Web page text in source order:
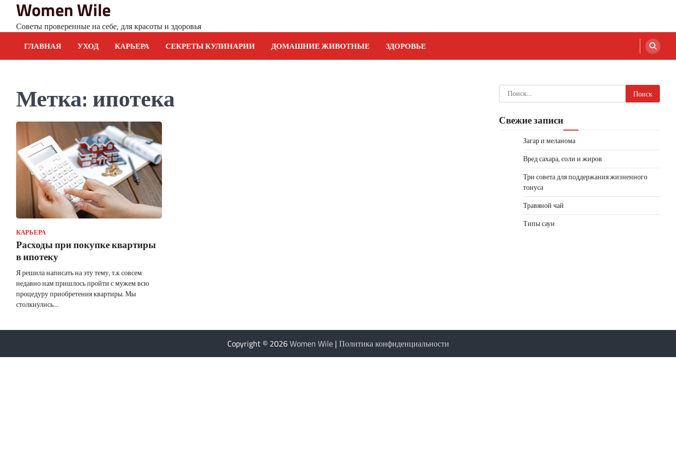
content
Women Wile
Советы проверенные на себе, для красоты и здоровья
ГЛАВНАЯ УХОД КАРЬЕРА СЕКРЕТЫ КУЛИНАРИИ ДОМАШНИЕ ЖИВОТНЫЕ ЗДОРОВЬЕ
Метка: ипотека
КАРЬЕРА
Расходы при покупке квартиры
в ипотеку
Я решила написать на эту тему, т.к совсем
недавно нам пришлось пройти с мужем всю
процедуру приобретения квартиры. Мы
столкнулись…
Найти:
Свежие записи
Загар и меланома
Вред сахара, соли и жиров
Три совета для поддержания жизненного
тонуса
Травяной чай
Типы саун
Copyright © 2026Women Wile| Политика конфиденциальности